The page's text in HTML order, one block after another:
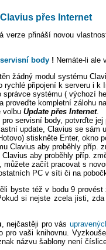
přes Internet
verze přináší novou
body ! Nemáte-li ale
žádný modul systému
rychlé připojení k serveru i k
systému ( výchozí
proveďte kompletní zálohu
Update přes Internet.
servisní body, potvrďte jej
update, Clavius se sám
stiskněte Enter, okno
Clavius aby proběhly příp.
aby proběhly příp.
můžete začít pracovat s
PC v síti či na
byste též v bodu 9 provést
si nejste zcela jisti,
, nejčastěji pro vás
pro vaši knihovnu.
názvu šablony není